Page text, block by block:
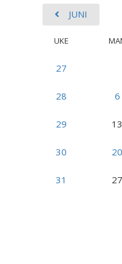
JUNI
UKE
27
28 6
29 13
30 20
31 27